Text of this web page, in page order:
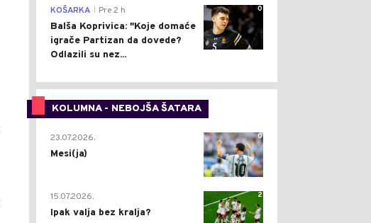
0
KOŠARKA Pre 2 h
Balša Koprivica: "Koje domaće
igrače Partizan da dovede?
Odlazili su nez...
KOLUMNA - NEBOJŠA ŠATARA
0
23.07.2026.
Mesi(ja)
2
15.07.2026.
Ipak valja bez kralja?